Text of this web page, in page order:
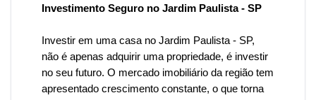
Investimento Seguro no Jardim Paulista - SP
Investir em uma casa no Jardim Paulista - SP,
não é apenas adquirir uma propriedade, é investir
no seu futuro. O mercado imobiliário da região tem
apresentado crescimento constante, o que torna